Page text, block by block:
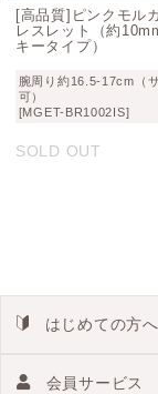
[高品質]ピンクモル
レスレット（約
キータイプ）
腕周り約16.5-17cm（
可）
[MGET-BR1002IS]
SOLD OUT
はじめての方へ
会員サービス